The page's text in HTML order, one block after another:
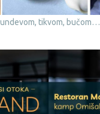
tikvom, bučom…